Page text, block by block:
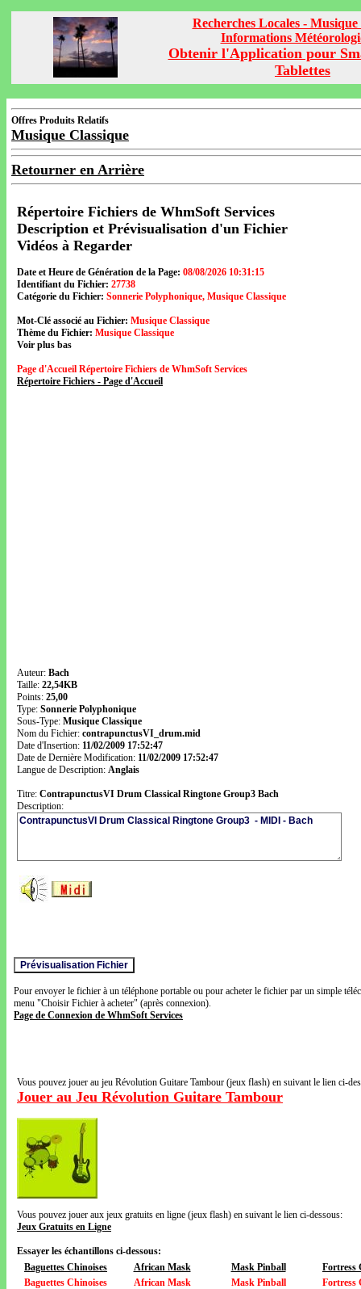
Recherches Locales - Musique
Informations
Obtenir l'Application pour
Tablettes
Offres Produits Relatifs
Musique Classique
Retourner en Arrière
Répertoire Fichiers de WhmSoft Services
Description et Prévisualisation d'un Fichier
Vidéos à Regarder
Date et Heure de Génération de la Page: 08/08/2026 10:31:15
Identifiant du Fichier: 27738
Catégorie du Fichier: Sonnerie Polyphonique, Musique Classique
Mot-Clé associé au Fichier: Musique Classique
Thème du Fichier: Musique Classique
Voir plus bas
Page d'Accueil Répertoire Fichiers de WhmSoft Services
Répertoire Fichiers - Page d'Accueil
Auteur: Bach
Taille: 22,54KB
Points: 25,00
Type: Sonnerie Polyphonique
Sous-Type: Musique Classique
Nom du Fichier: contrapunctusVI_drum.mid
Date d'Insertion: 11/02/2009 17:52:47
Date de Dernière Modification: 11/02/2009 17:52:47
Langue de Description: Anglais
Titre: ContrapunctusVI Drum Classical Ringtone Group3 Bach
Description:
Pour envoyer le fichier à un téléphone portable ou pour acheter le fichier par un simple
menu "Choisir Fichier à acheter" (après connexion).
Page de Connexion de WhmSoft Services
Vous pouvez jouer au jeu Révolution Guitare Tambour (jeux flash) en suivant le lien ci-
Jouer au Jeu Révolution Guitare Tambour
Vous pouvez jouer aux jeux gratuits en ligne (jeux flash) en suivant le lien ci-dessous:
Jeux Gratuits en Ligne
Essayer les échantillons ci-dessous:
Baguettes Chinoises
African Mask Mask Pinball
Fortress
Baguettes Chinoises
African Mask Mask Pinball Fortress